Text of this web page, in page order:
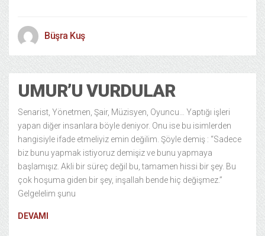
Büşra Kuş
UMUR’U VURDULAR
Senarist, Yönetmen, Şair, Müzisyen, Oyuncu… Yaptığı işleri
yapan diğer insanlara böyle deniyor. Onu ise bu isimlerden
hangisiyle ifade etmeliyiz emin değilim. Şöyle demiş : “Sadece
biz bunu yapmak istiyoruz demişiz ve bunu yapmaya
başlamışız. Akli bir süreç değil bu, tamamen hissi bir şey. Bu
çok hoşuma giden bir şey, inşallah bende hiç değişmez.”
Gelgelelim şunu
DEVAMI